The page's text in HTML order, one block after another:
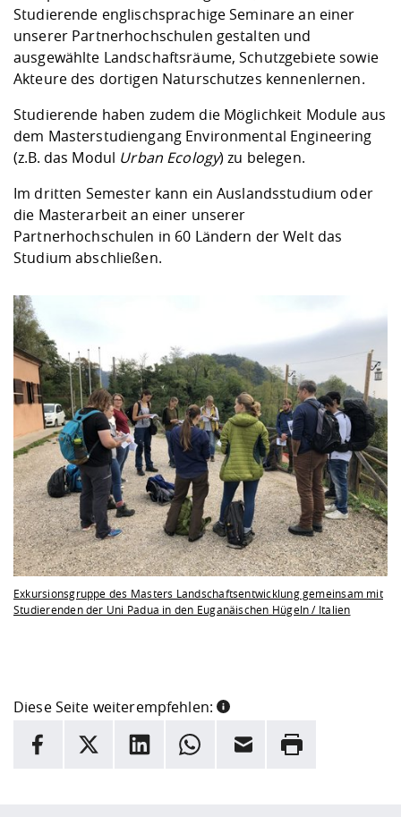
Vorbereitung
Studien- und
und Physik
Digitales Lernen
Jobs, Praktika,
Studieren in
Lebenslagen
Studentenwerk
Angebote der
Career Service
Lehren,
Weiterbilden im
Formulare und
Internationale
Formulare und
FIS -
Prototyping und
Kooperationen
Kontakt &
Klimaschutz &
Förderverein
Gremien und
Informatik/
Landbau/
Maschinenbau
Angebote für Unternehmen
Kontakt und Anfahrt
Qualitätssicherung
Studierende englischsprachige Seminare an einer
unserer Partnerhochschulen gestalten und
ausgewählte Landschaftsräume, Schutzgebiete sowie
Akteure des dortigen Naturschutzes kennenlernen.
Studierende haben zudem die Möglichkeit Module aus
dem Masterstudiengang Environmental Engineering
(z.B. das Modul Urban Ecology) zu belegen.
Im dritten Semester kann ein Auslandsstudium oder
die Masterarbeit an einer unserer
Partnerhochschulen in 60 Ländern der Welt das
Studium abschließen.
Exkursionsgruppe des Masters Landschaftsentwicklung gemeinsam mit
Studierenden der Uni Padua in den Euganäischen Hügeln / Italien
Diese Seite weiterempfehlen:
INFORMATION
Hier stehen weitere Informationen und ein Link zur
Facebook
X LinkedInWhatsappE-Mail Drucken